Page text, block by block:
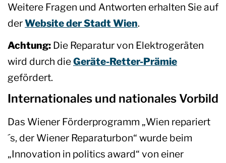
Weitere Fragen und Antworten erhalten Sie auf
derWebsite der Stadt Wien.
Achtung: Die Reparatur von Elektrogeräten
wird durch dieGeräte-Retter-Prämie
gefördert.
Internationales und nationales Vorbild
Das Wiener Förderprogramm „Wien repariert
´s, der Wiener Reparaturbon“ wurde beim
„Innovation in politics award“ von einer